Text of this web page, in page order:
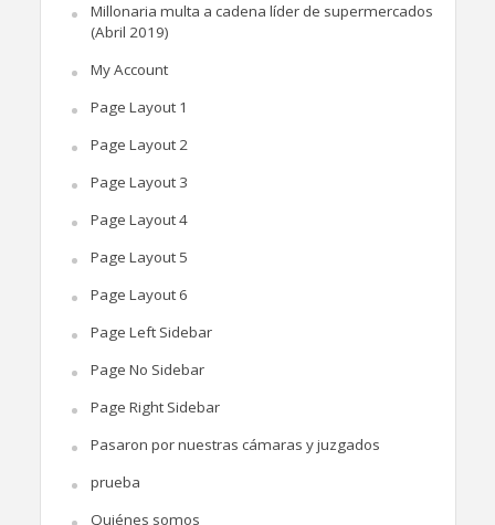
Millonaria multa a cadena líder de supermercados
(Abril 2019)
My Account
Page Layout 1
Page Layout 2
Page Layout 3
Page Layout 4
Page Layout 5
Page Layout 6
Page Left Sidebar
Page No Sidebar
Page Right Sidebar
Pasaron por nuestras cámaras y juzgados
prueba
Quiénes somos